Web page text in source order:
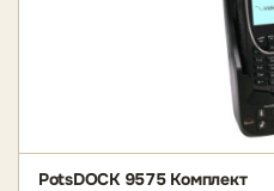
PotsDOCK 9575 Комплект